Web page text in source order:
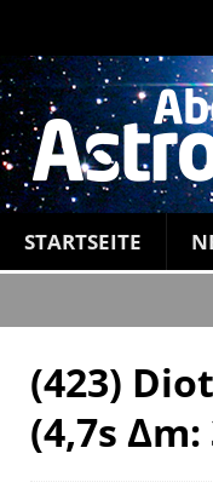
STARTSEITE
(423)
(4,7s Δm: